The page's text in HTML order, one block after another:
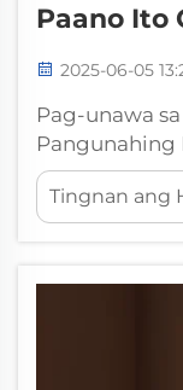
Paano Ito
2025-06-05
Pag-unawa
Pangunahing
aroma
oils sa
kaugnay
Tingnan ang